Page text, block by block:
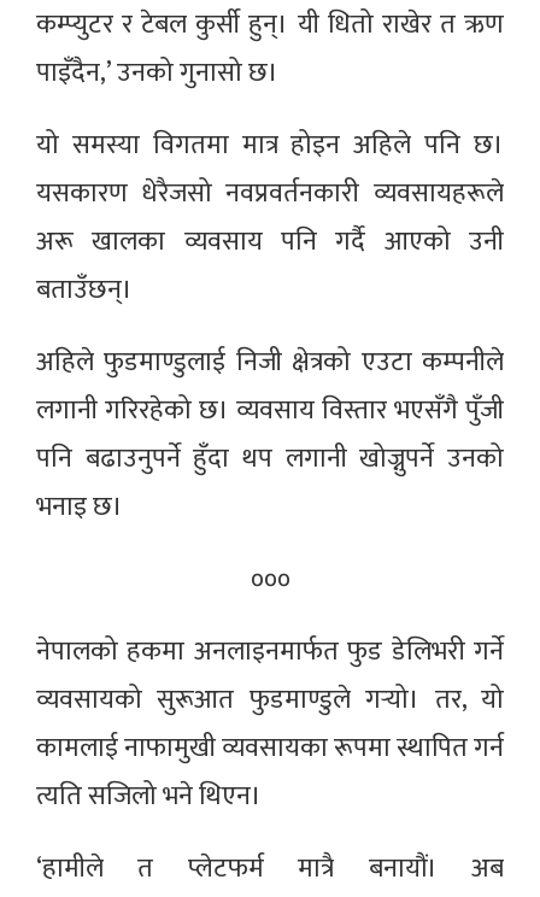
कम्प्युटर र टेबल कुर्सी हुन्। यी धितो राखेर त ऋण
पाइँदैन,’ उनको गुनासो छ।
यो समस्या विगतमा मात्र होइन अहिले पनि छ।
यसकारण धेरैजसो नवप्रवर्तनकारी व्यवसायहरूले
अरू खालका व्यवसाय पनि गर्दै आएको उनी
बताउँछन्।
अहिले फुडमाण्डुलाई निजी क्षेत्रको एउटा कम्पनीले
लगानी गरिरहेको छ। व्यवसाय विस्तार भएसँगै पुँजी
पनि बढाउनुपर्ने हुँदा थप लगानी खोज्नुपर्ने उनको
भनाइ छ।
०००
नेपालको हकमा अनलाइनमार्फत फुड डेलिभरी गर्ने
व्यवसायको सुरूआत फुडमाण्डुले गर्‍यो। तर, यो
कामलाई नाफामुखी व्यवसायका रूपमा स्थापित गर्न
त्यति सजिलो भने थिएन।
‘हामीले त प्लेटफर्म मात्रै बनायौं। अब